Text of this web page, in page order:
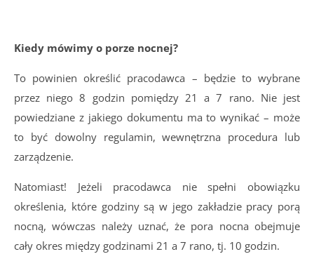
Kiedy mówimy o porze nocnej?
To powinien określić pracodawca – będzie to wybrane
przez niego 8 godzin pomiędzy 21 a 7 rano. Nie jest
powiedziane z jakiego dokumentu ma to wynikać – może
to być dowolny regulamin, wewnętrzna procedura lub
zarządzenie.
Natomiast! Jeżeli pracodawca nie spełni obowiązku
określenia, które godziny są w jego zakładzie pracy porą
nocną, wówczas należy uznać, że pora nocna obejmuje
cały okres między godzinami 21 a 7 rano, tj. 10 godzin.